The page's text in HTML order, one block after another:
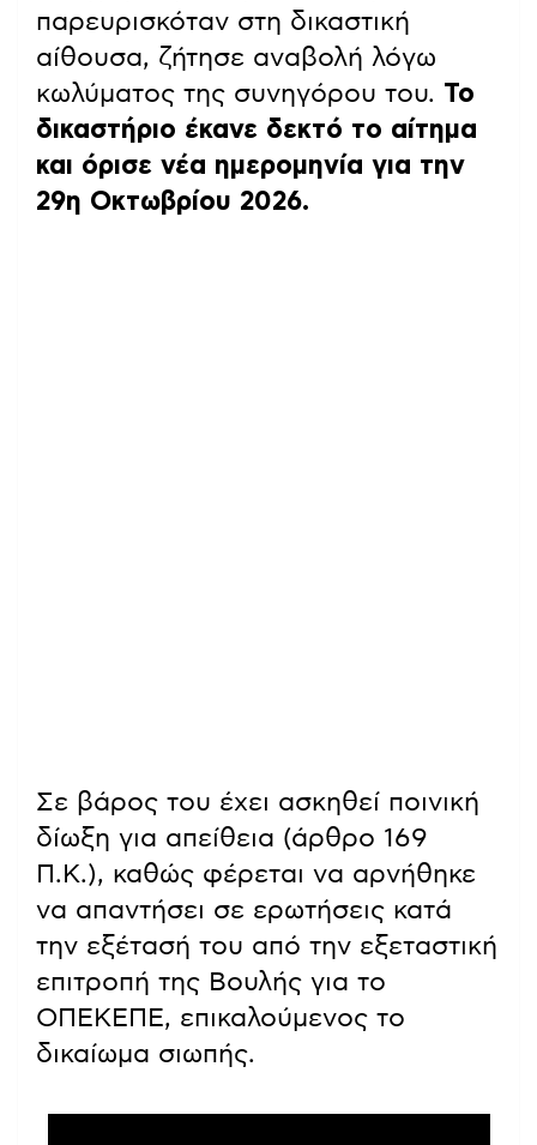
παρευρισκόταν στη δικαστική
αίθουσα, ζήτησε αναβολή λόγω
κωλύματος της συνηγόρου του. Το
δικαστήριο έκανε δεκτό το αίτημα
και όρισε νέα ημερομηνία για την
29η Οκτωβρίου 2026.
Σε βάρος του έχει ασκηθεί ποινική
δίωξη για απείθεια (άρθρο 169
Π.Κ.), καθώς φέρεται να αρνήθηκε
να απαντήσει σε ερωτήσεις κατά
την εξέτασή του από την εξεταστική
επιτροπή της Βουλής για το
ΟΠΕΚΕΠΕ, επικαλούμενος το
δικαίωμα σιωπής.